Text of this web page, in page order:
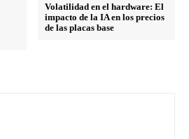
Volatilidad en el hardware: El
impacto de la IA en los precios
de las placas base